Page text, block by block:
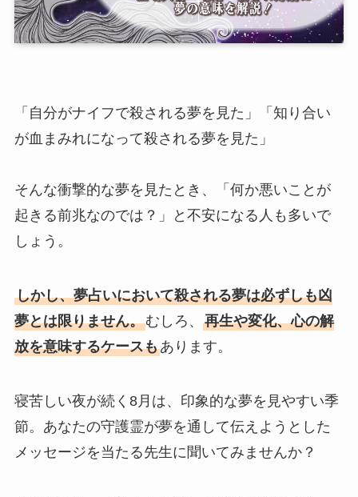
「自分がナイフで殺される夢を見た」「知り合い
が血まみれになって殺される夢を見た」
そんな衝撃的な夢を見たとき、「何か悪いことが
起きる前兆なのでは？」と不安になる人も多いで
しょう。
しかし、夢占いにおいて殺される夢は必ずしも凶
夢とは限りません。むしろ、 再生や変化、心の解
放を意味するケースもあります。
寝苦しい夜が続く8月は、印象的な夢を見やすい季
節。あなたの守護霊が夢を通して伝えようとした
メッセージを当たる先生に聞いてみませんか？